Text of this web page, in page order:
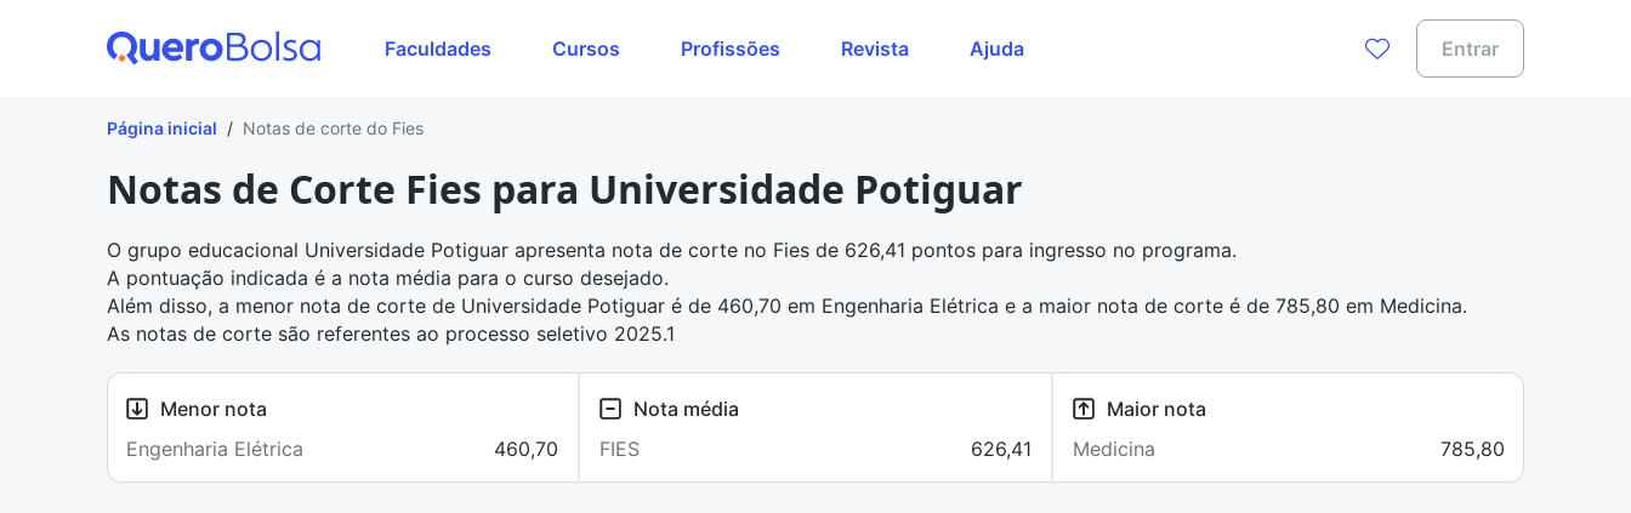
Faculdades Cursos Profissões Revista Ajuda Entrar
Página inicial / Notas de corte do Fies
Notas de Corte Fies para Universidade Potiguar
O grupo educacional Universidade Potiguar apresenta nota de corte no Fies de 626,41 pontos para ingresso no programa.
A pontuação indicada é a nota média para o curso desejado.
Além disso, a menor nota de corte de Universidade Potiguar é de 460,70 em Engenharia Elétrica e a maior nota de corte é de 785,80 em Medicina.
As notas de corte são referentes ao processo seletivo 2025.1
Menor nota
Engenharia Elétrica
460,70
Nota média
FIES
626,41
Maior nota
Medicina
785,80